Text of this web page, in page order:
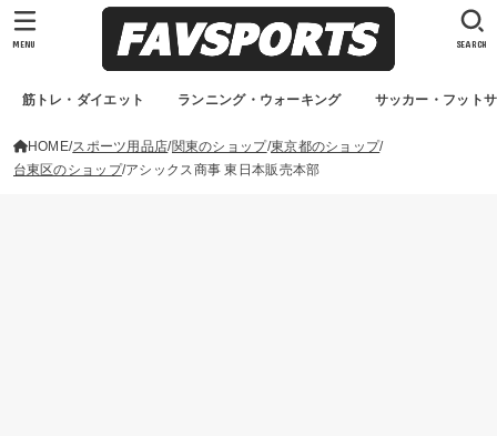
筋トレ・ダイエット ランニング・ウォーキング サッカー・フット
SEARCH
MENU
HOME スポーツ用品店 関東のショップ 東京都のショップ
台東区のショップ アシックス商事 東日本販売本部